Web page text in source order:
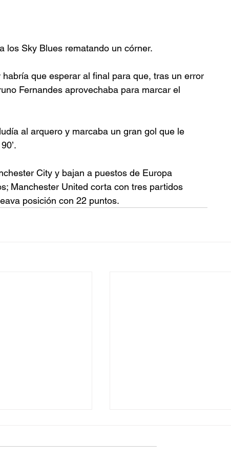
los Sky Blues rematando un córner.
que esperar al final para que, tras un error
Fernandes aprovechaba para marcar el
al arquero y marcaba un gran gol que le
City y bajan a puestos de Europa
Manchester United corta con tres partidos
posición con 22 puntos.